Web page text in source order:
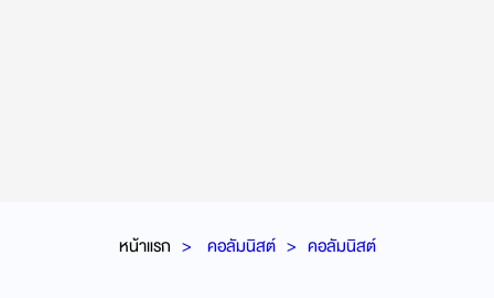
หน้าแรก คอลัมนิสต์ คอลัมนิสต์